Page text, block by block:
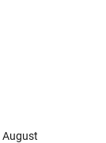
August